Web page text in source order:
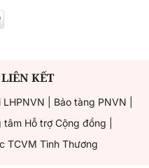
KẾT
LHPNVN Bảo tàng PNVN
tâm Hỗ trợ Cộng đồng
TCVM Tình Thương